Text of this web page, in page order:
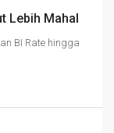
Lebih Mahal
BI Rate hingga